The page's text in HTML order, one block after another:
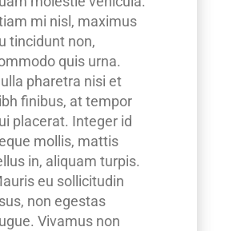
mi nisl, maximus
tincidunt non,
quis urna.
pharetra nisi et
finibus, at tempor
placerat. Integer id
mollis, mattis
in, aliquam turpis.
eu sollicitudin
non egestas
Vivamus non